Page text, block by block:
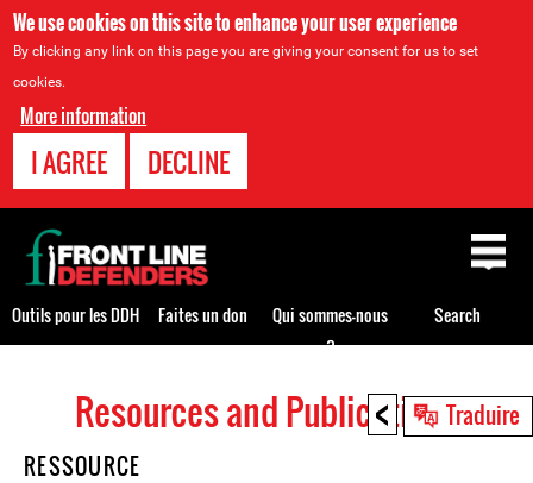
We use cookies on this site to enhance your user experience
By clicking any link on this page you are giving your consent for us to set
cookies.
More information
I AGREE DECLINE
< Traduire
top
Resources and Publications
RESSOURCE
Back
to
top
Outils pour les DDH Faites un don
Qui sommes-nous
?
Search